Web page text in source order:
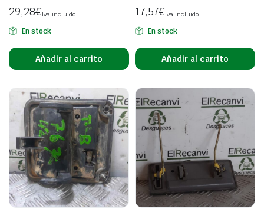
29,28€Iva incluido
En stock
Añadir al carrito
17,57€Iva incluido
En stock
Añadir al carrito